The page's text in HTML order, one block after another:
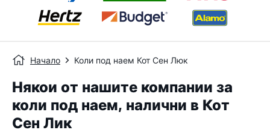
Начало Коли под наем Кот Сен Люк
Някои от нашите компании за
коли под наем, налични в Кот
Сен Лик